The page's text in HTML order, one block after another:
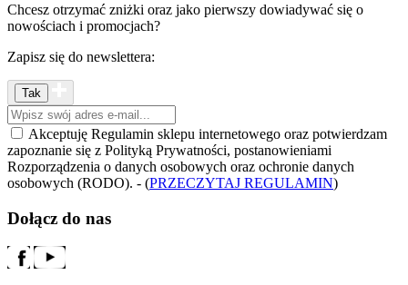
Chcesz otrzymać zniżki oraz jako pierwszy dowiadywać się o
nowościach i promocjach?
Zapisz się do newslettera:
Akceptuję Regulamin sklepu internetowego oraz potwierdzam
zapoznanie się z Polityką Prywatności, postanowieniami
Rozporządzenia o danych osobowych oraz ochronie danych
osobowych (RODO). - (PRZECZYTAJ REGULAMIN)
Dołącz do nas